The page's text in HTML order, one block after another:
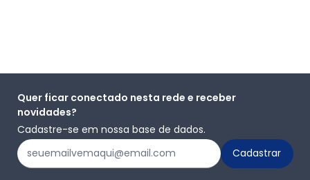
Quer ficar conectado nesta rede e receber
novidades?
Cadastre-se em nossa base de dados.